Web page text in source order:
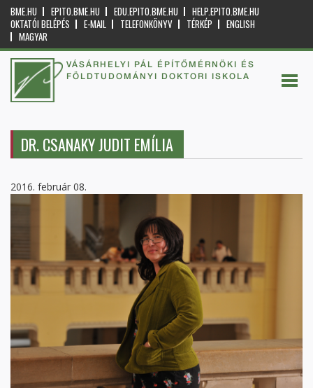
BME.HU EPITO.BME.HU EDU.EPITO.BME.HU
HELP.EPITO.BME.HU
OKTATÓI BELÉPÉS
E-MAIL TELEFONKÖNYV TÉRKÉP
ENGLISH
MAGYAR
VÁSÁRHELYI PÁL ÉPÍTŐMÉRNÖKI ÉS
FÖLDTUDOMÁNYI DOKTORI ISKOLA
DR. CSANAKY JUDIT EMÍLIA
2016. február 08.